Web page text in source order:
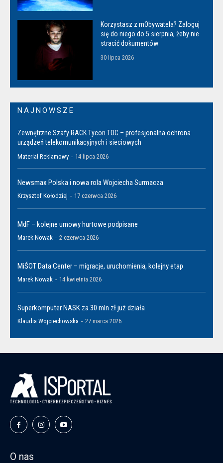
Korzystasz z mObywatela? Zaloguj
się do niego do 5 sierpnia, żeby nie
stracić dokumentów
30 lipca 2026
NAJNOWSZE
Zewnętrzne Szafy RACK Tycon TOC – profesjonalna ochrona
urządzeń telekomunikacyjnych i sieciowych
Materiał Reklamowy - 14 lipca 2026
Newsmax Polska i nowa rola Wojciecha Surmacza
Krzysztof Kołodziej - 17 czerwca 2026
MdF – kolejne umowy hurtowe podpisane
Marek Nowak - 2 czerwca 2026
MiŚOT Data Center – migracje, uruchomienia, kolejny etap
Marek Nowak - 14 kwietnia 2026
Superkomputer NASK za 30 mln zł już działa
Klaudia Wojciechowska - 27 marca 2026
O nas